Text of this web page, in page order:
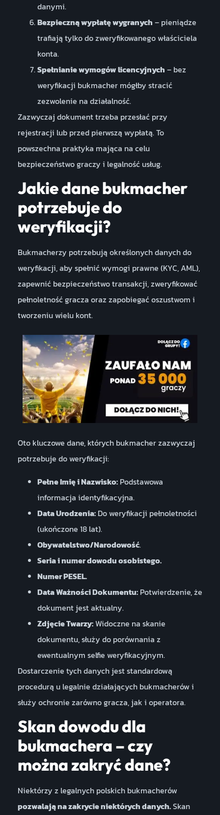
danymi.
Bezpieczną wypłatę wygranych – pieniądze
trafiają tylko do zweryfikowanego właściciela
konta.
Spełnianie wymogów licencyjnych – bez
weryfikacji bukmacher mógłby stracić
zezwolenie na działalność.
Zazwyczaj dokument trzeba przesłać przy
rejestracji lub przed pierwszą wypłatą. To
powszechna praktyka mająca na celu
bezpieczeństwo graczy i legalność usług.
Jakie dane bukmacher
potrzebuje do
weryfikacji?
Bukmacherzy potrzebują określonych danych do
weryfikacji, aby spełnić wymogi prawne (KYC, AML),
zapewnić bezpieczeństwo transakcji, zweryfikować
pełnoletność gracza oraz zapobiegać oszustwom i
tworzeniu wielu kont.
Oto kluczowe dane, których bukmacher zazwyczaj
potrzebuje do weryfikacji:
Pełne Imię i Nazwisko:Podstawowa
informacja identyfikacyjna.
Data Urodzenia:Do weryfikacji pełnoletności
(ukończone 18 lat).
Obywatelstwo/Narodowość.
Seria i numer dowodu osobistego.
Numer PESEL.
Data Ważności Dokumentu:Potwierdzenie, że
dokument jest aktualny.
Zdjęcie Twarzy:Widoczne na skanie
dokumentu, służy do porównania z
ewentualnym selfie weryfikacyjnym.
Dostarczenie tych danych jest standardową
procedurą u legalnie działających bukmacherów i
służy ochronie zarówno gracza, jak i operatora.
Skan dowodu dla
bukmachera – czy
można zakryć dane?
Niektórzy z legalnych polskich bukmacherów
pozwalają na zakrycie niektórych danych.Skan